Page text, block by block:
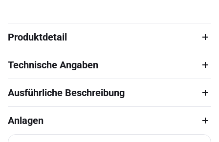
Produktdetail
Technische Angaben
Ausführliche Beschreibung
Anlagen